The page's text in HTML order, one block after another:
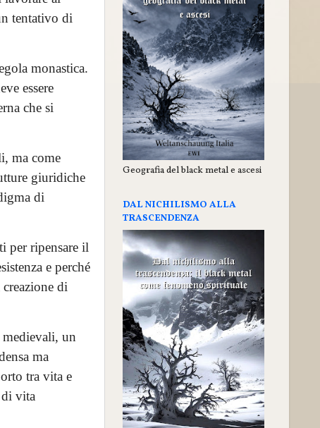
tentativo di
monastica.
essere
che si
ma come
giuridiche
di
per ripensare il
e perché
di
medievali, un
ma
tra vita e
di vita
Geografia del black metal e ascesi
DAL NICHILISMO ALLA
TRASCENDENZA